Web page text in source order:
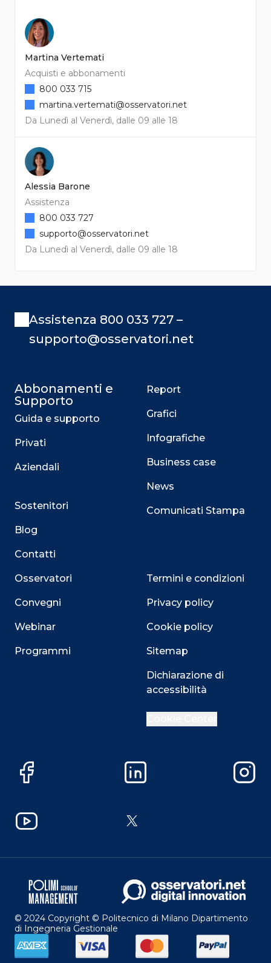
Martina Vertemati
Acquisti e abbonamenti
Da Lunedì al Venerdì, dalle 09 alle 18
800 033 715
martina.vertemati@osservatori.net
Alessia Barone
Assistenza
Da Lunedì al Venerdì, dalle 09 alle 18
800 033 727
supporto@osservatori.net
Assistenza 800 033 727 –
supporto@osservatori.net
Abbonamenti e
Supporto
Guida e supporto
Privati
Aziendali
Sostenitori
Blog
Contatti
Osservatori
Convegni
Webinar
Programmi
Report
Grafici
Infografiche
Business case
News
Comunicati Stampa
Termini e condizioni
Privacy policy
Cookie policy
Sitemap
Dichiarazione di
accessibilità
Facebook LinkedIn
YouTube X
© 2024 Copyright © Politecnico di Milano Dipartimento
di Ingegneria Gestionale